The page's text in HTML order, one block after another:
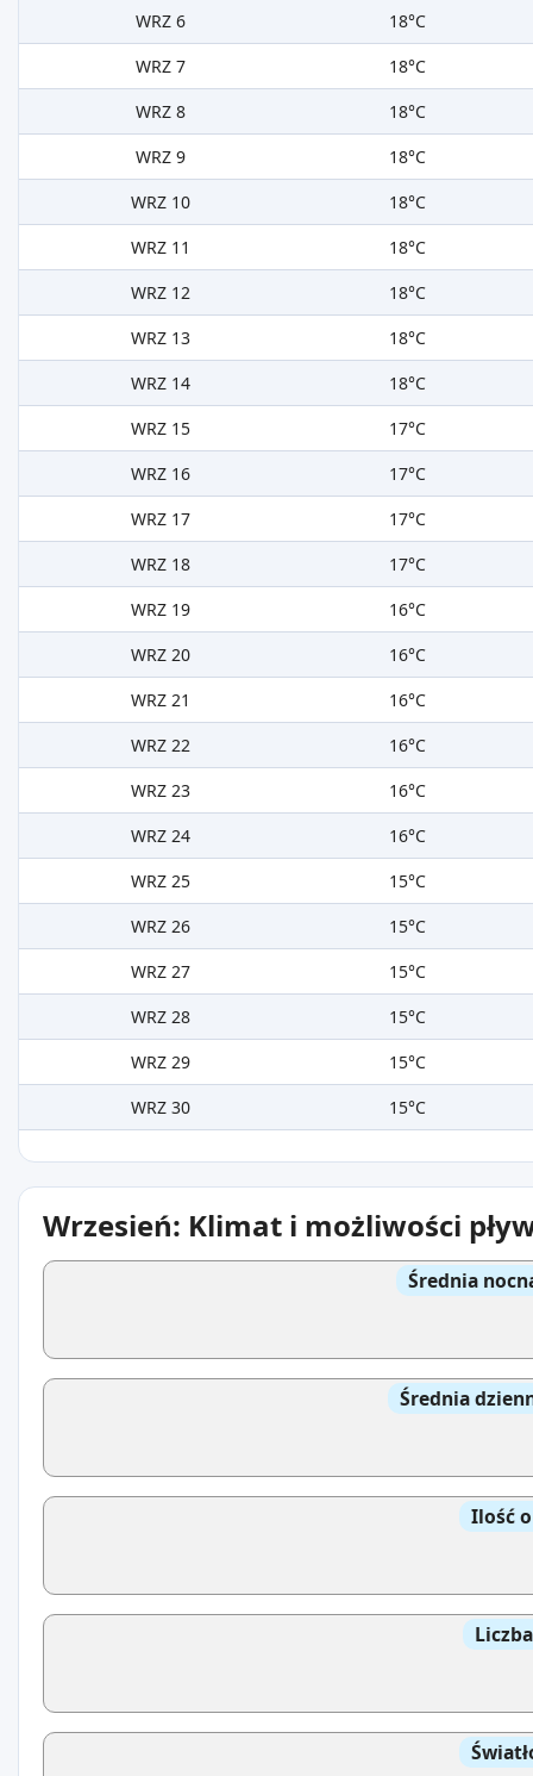
WRZ 6
18°C
WRZ 7
18°C
WRZ 8
18°C
WRZ 9
18°C
WRZ 10
18°C
WRZ 11
18°C
WRZ 12
18°C
WRZ 13
18°C
WRZ 14
18°C
WRZ 15
17°C
WRZ 16
17°C
WRZ 17
17°C
WRZ 18
17°C
WRZ 19
16°C
WRZ 20
16°C
WRZ 21
16°C
WRZ 22
16°C
WRZ 23
16°C
WRZ 24
16°C
WRZ 25
15°C
WRZ 26
15°C
WRZ 27
15°C
WRZ 28
15°C
WRZ 29
15°C
WRZ 30
15°C
Wrzesień: Klimat i możliwości
Średnia
Średnia
Ilość